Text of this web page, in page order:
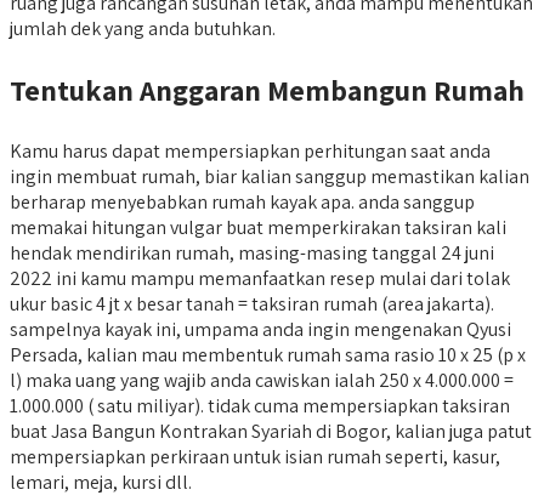
jumlah dek yang anda butuhkan.
Tentukan Anggaran Membangun Rumah
Kamu harus dapat mempersiapkan perhitungan saat anda
ingin membuat rumah, biar kalian sanggup memastikan kalian
berharap menyebabkan rumah kayak apa. anda sanggup
memakai hitungan vulgar buat memperkirakan taksiran kali
hendak mendirikan rumah, masing-masing tanggal 24 juni
2022 ini kamu mampu memanfaatkan resep mulai dari tolak
ukur basic 4 jt x besar tanah = taksiran rumah (area jakarta).
sampelnya kayak ini, umpama anda ingin mengenakan Qyusi
Persada, kalian mau membentuk rumah sama rasio 10 x 25 (p x
l) maka uang yang wajib anda cawiskan ialah 250 x 4.000.000 =
1.000.000 ( satu miliyar). tidak cuma mempersiapkan taksiran
buat Jasa Bangun Kontrakan Syariah di Bogor, kalian juga patut
mempersiapkan perkiraan untuk isian rumah seperti, kasur,
lemari, meja, kursi dll.